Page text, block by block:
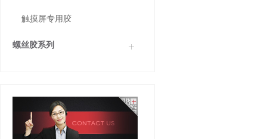
触摸屏专用胶
螺丝胶系列